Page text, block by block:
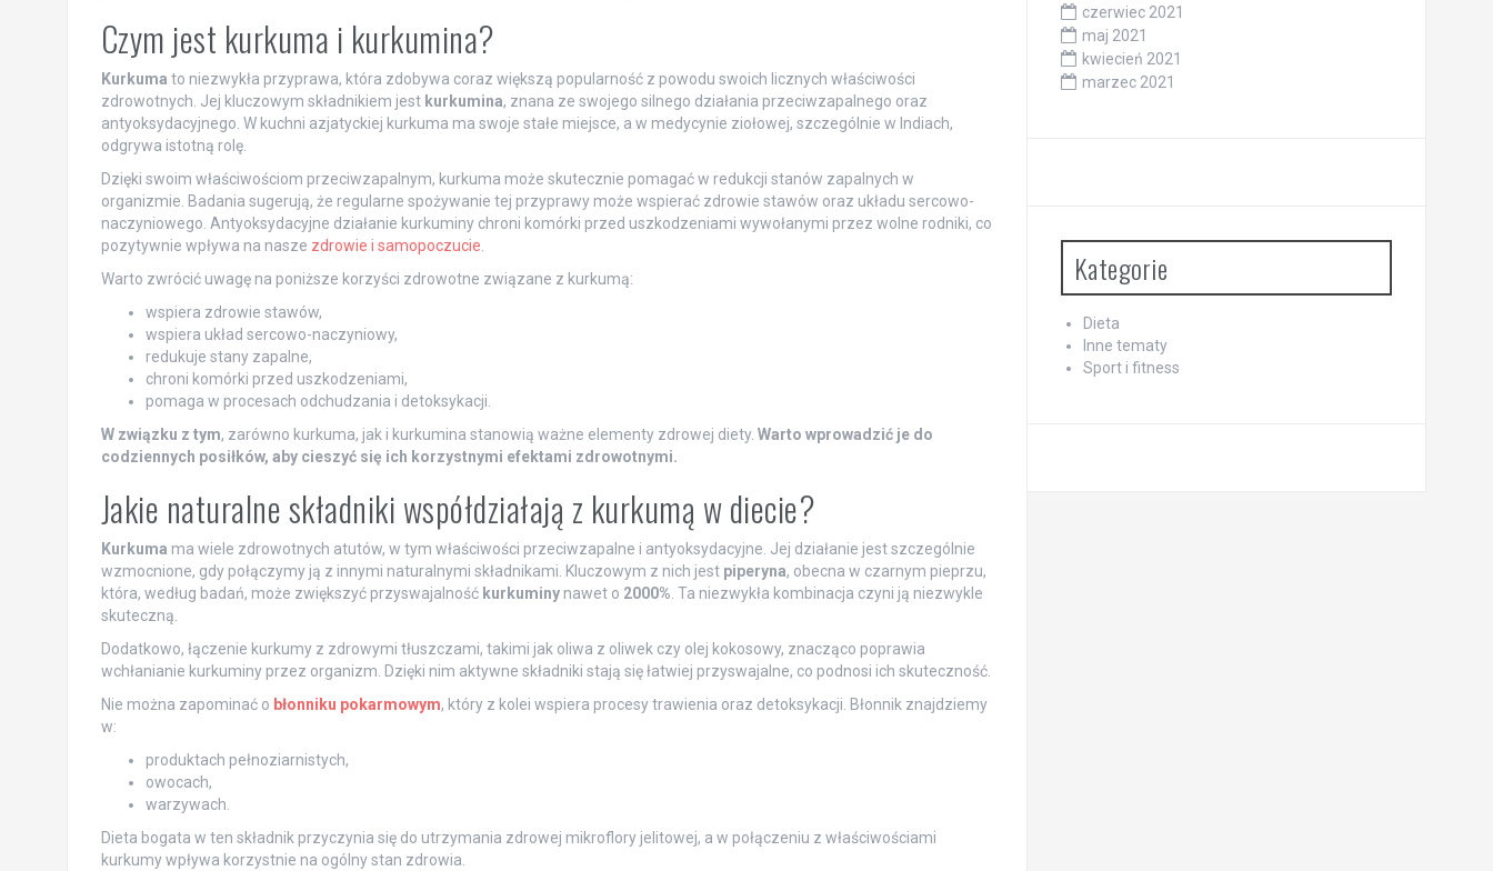
Czym jest kurkuma i kurkumina?
Kurkuma to niezwykła przyprawa, która zdobywa coraz większą popularność z powodu swoich licznych właściwości
zdrowotnych. Jej kluczowym składnikiem jest kurkumina, znana ze swojego silnego działania przeciwzapalnego oraz
antyoksydacyjnego. W kuchni azjatyckiej kurkuma ma swoje stałe miejsce, a w medycynie ziołowej, szczególnie w Indiach,
odgrywa istotną rolę.
Dzięki swoim właściwościom przeciwzapalnym, kurkuma może skutecznie pomagać w redukcji stanów zapalnych w
organizmie. Badania sugerują, że regularne spożywanie tej przyprawy może wspierać zdrowie stawów oraz układu sercowo-
naczyniowego. Antyoksydacyjne działanie kurkuminy chroni komórki przed uszkodzeniami wywołanymi przez wolne rodniki, co
pozytywnie wpływa na nasze zdrowie i samopoczucie.
Warto zwrócić uwagę na poniższe korzyści zdrowotne związane z kurkumą:
wspiera zdrowie stawów,
wspiera układ sercowo-naczyniowy,
redukuje stany zapalne,
chroni komórki przed uszkodzeniami,
pomaga w procesach odchudzania i detoksykacji.
W związku z tym, zarówno kurkuma, jak i kurkumina stanowią ważne elementy zdrowej diety. Warto wprowadzić je do
codziennych posiłków, aby cieszyć się ich korzystnymi efektami zdrowotnymi.
Jakie naturalne składniki współdziałają z kurkumą w diecie?
Kurkuma ma wiele zdrowotnych atutów, w tym właściwości przeciwzapalne i antyoksydacyjne. Jej działanie jest szczególnie
wzmocnione, gdy połączymy ją z innymi naturalnymi składnikami. Kluczowym z nich jest piperyna, obecna w czarnym pieprzu,
która, według badań, może zwiększyć przyswajalność kurkuminynawet o 2000%. Ta niezwykła kombinacja czyni ją niezwykle
skuteczną.
Dodatkowo, łączenie kurkumy z zdrowymi tłuszczami, takimi jak oliwa z oliwek czy olej kokosowy, znacząco poprawia
wchłanianie kurkuminy przez organizm. Dzięki nim aktywne składniki stają się łatwiej przyswajalne, co podnosi ich skuteczność.
Nie można zapominać o błonniku pokarmowym, który z kolei wspiera procesy trawienia oraz detoksykacji. Błonnik znajdziemy
w:
produktach pełnoziarnistych,
owocach,
warzywach.
Dieta bogata w ten składnik przyczynia się do utrzymania zdrowej mikroflory jelitowej, a w połączeniu z właściwościami
kurkumy wpływa korzystnie na ogólny stan zdrowia.
czerwiec 2021
maj 2021
kwiecień 2021
marzec 2021
Kategorie
Dieta
Inne tematy
Sport i fitness